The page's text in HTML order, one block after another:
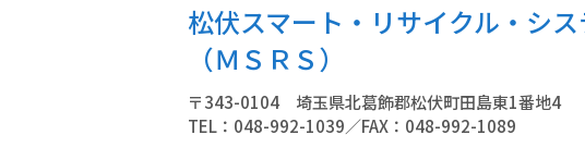
松伏スマート・リサイクル・シ
（ＭＳＲＳ）
〒343-0104 埼玉県北葛飾郡松伏町田島東1番地4
TEL：048-992-1039／FAX：048-992-1089